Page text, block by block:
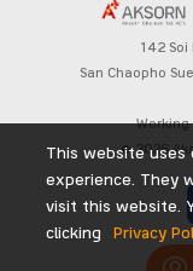
142
San Chaopho
Working
© 2026
This website uses
experience. They
visit this website.
clicking
Privacy